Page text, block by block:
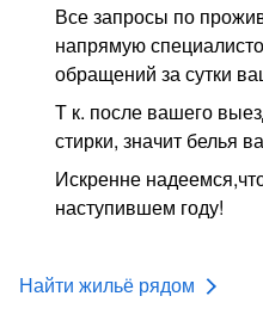
Все запросы по
напрямую
обращений за сутки
Т к. после вашего
стирки, значит белья
Искренне
наступившем году!
Найти жильё рядом